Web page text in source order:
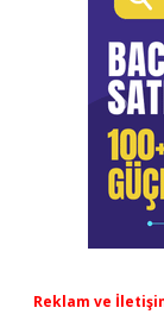
Reklam ve